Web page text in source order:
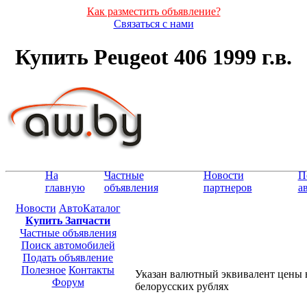
Как разместить объявление?
Связаться с нами
Купить Peugeot 406 1999 г.в.
На
главную
Частные
объявления
Новости
партнеров
Новости АвтоКаталог
Купить Запчасти
Частные объявления
Поиск автомобилей
Подать объявление
Полезное Контакты
Форум
Указан валютный эквивалент цены
белорусских рублях